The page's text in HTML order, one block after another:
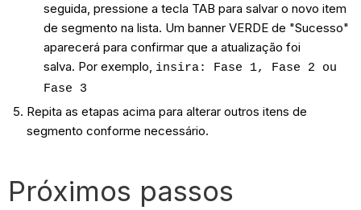
seguida, pressione a tecla TAB para salvar o novo item
de segmento na lista. Um banner VERDE de "Sucesso"
aparecerá para confirmar que a atualização foi
salva. Por exemplo, insira: Fase 1, Fase 2 ou
Fase 3
Repita as etapas acima para alterar outros itens de
segmento conforme necessário.
Próximos passos